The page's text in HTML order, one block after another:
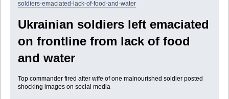
soldiers-emaciated-lack-of-food-and-water
Ukrainian soldiers left emaciated
on frontline from lack of food
and water
Top commander fired after wife of one malnourished soldier posted
shocking images on social media